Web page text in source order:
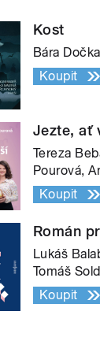
Kost
Bára
Koupit
Jezte, ať
Tereza
Pourová,
Koupit
Román
Lukáš
Tomáš
Koupit